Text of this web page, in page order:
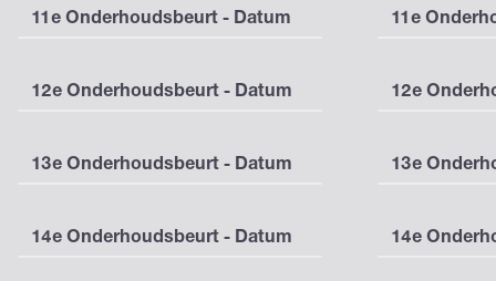
11e Onderhoudsbeurt - Datum 11e
12e Onderhoudsbeurt - Datum 12e
13e Onderhoudsbeurt - Datum 13e
14e Onderhoudsbeurt - Datum 14e